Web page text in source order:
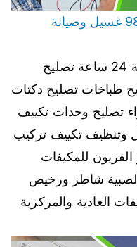
تصليح مكيفات الصبية 98025055 غسيل وصيانة
تصليح مكيفات الصبية نقدم خدمة 24 ساعة تصليح
طباخات تصليح دكتات
تصليح وحدات تكييف
وتنظيف تكييف تركيب
للمكيفات
شاطر ورخيص
العادية والمركزية